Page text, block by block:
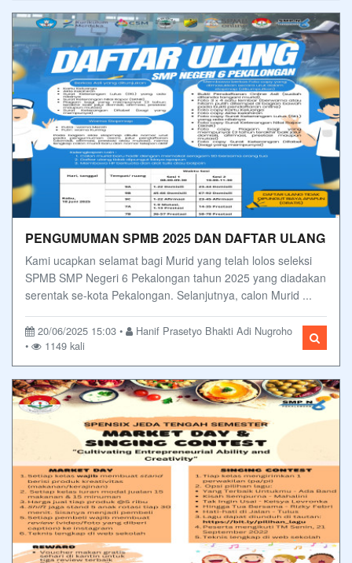
PENGUMUMAN SPMB 2025 DAN DAFTAR ULANG
Kami ucapkan selamat bagi Murid yang telah lolos seleksi
SPMB SMP Negeri 6 Pekalongan tahun 2025 yang diadakan
serentak se-kota Pekalongan. Selanjutnya, calon Murid ...
20/06/2025 15:03 •
Hanif Prasetyo Bhakti Adi Nugroho
•
1149 kali